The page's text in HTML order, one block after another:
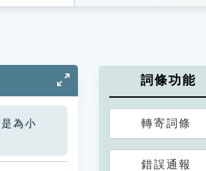
為小
詞條功能
轉寄詞條
錯誤通報